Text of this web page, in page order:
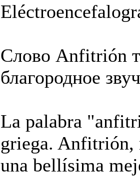
Слово Anfitrión
благородное
La palabra
griega. Anfitrión,
una bellísima